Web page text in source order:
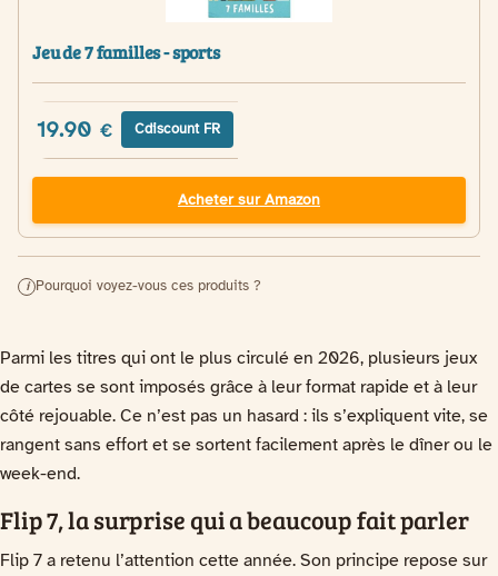
Jeu de 7 familles - sports
19.90 € Cdiscount FR
Acheter sur Amazon
i Pourquoi voyez-vous ces produits ?
Parmi les titres qui ont le plus circulé en 2026, plusieurs jeux
de cartes se sont imposés grâce à leur format rapide et à leur
côté rejouable. Ce n’est pas un hasard : ils s’expliquent vite, se
rangent sans effort et se sortent facilement après le dîner ou le
week-end.
Flip 7, la surprise qui a beaucoup fait parler
Flip 7 a retenu l’attention cette année. Son principe repose sur